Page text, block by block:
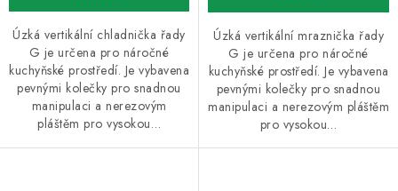
Úzká vertikální chladnička řady
G je určena pro náročné
kuchyňské prostředí. Je vybavena
pevnými kolečky pro snadnou
manipulaci a nerezovým
pláštěm pro vysokou…
Úzká vertikální mraznička řady
G je určena pro náročné
kuchyňské prostředí. Je vybavena
pevnými kolečky pro snadnou
manipulaci a nerezovým pláštěm
pro vysokou…